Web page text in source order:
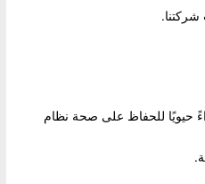
حيويًا للحفاظ على صحة نظام